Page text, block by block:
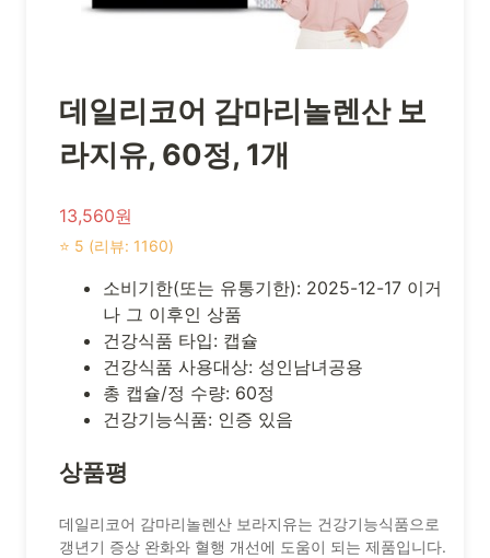
데일리코어 감마리놀렌산 보
라지유, 60정, 1개
13,560원
⭐ 5 (리뷰: 1160)
소비기한(또는 유통기한): 2025-12-17 이거
나 그 이후인 상품
건강식품 타입: 캡슐
건강식품 사용대상: 성인남녀공용
총 캡슐/정 수량: 60정
건강기능식품: 인증 있음
상품평
데일리코어 감마리놀렌산 보라지유는 건강기능식품으로
갱년기 증상 완화와 혈행 개선에 도움이 되는 제품입니다.